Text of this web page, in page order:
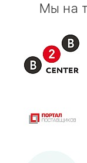
Мы на